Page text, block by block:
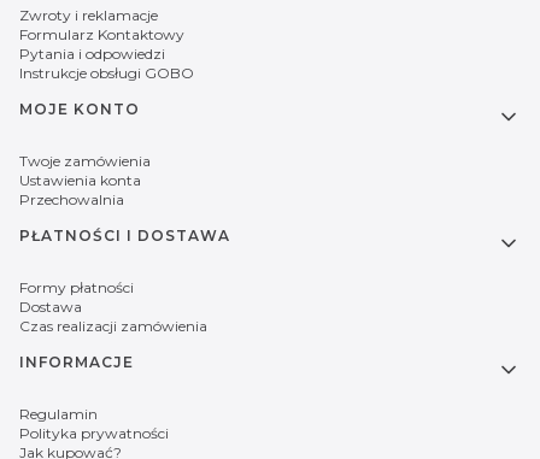
Zwroty i reklamacje
Formularz Kontaktowy
Pytania i odpowiedzi
Instrukcje obsługi GOBO
MOJE KONTO
Twoje zamówienia
Ustawienia konta
Przechowalnia
PŁATNOŚCI I DOSTAWA
Formy płatności
Dostawa
Czas realizacji zamówienia
INFORMACJE
Regulamin
Polityka prywatności
Jak kupować?